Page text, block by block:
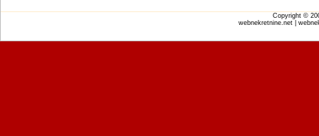
Copyright ©
webnekretnine.net |